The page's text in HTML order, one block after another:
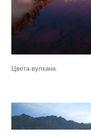
Цвета вулкана.